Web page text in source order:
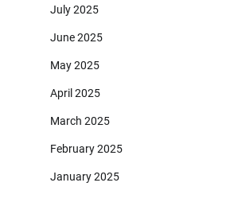
July 2025
June 2025
May 2025
April 2025
March 2025
February 2025
January 2025